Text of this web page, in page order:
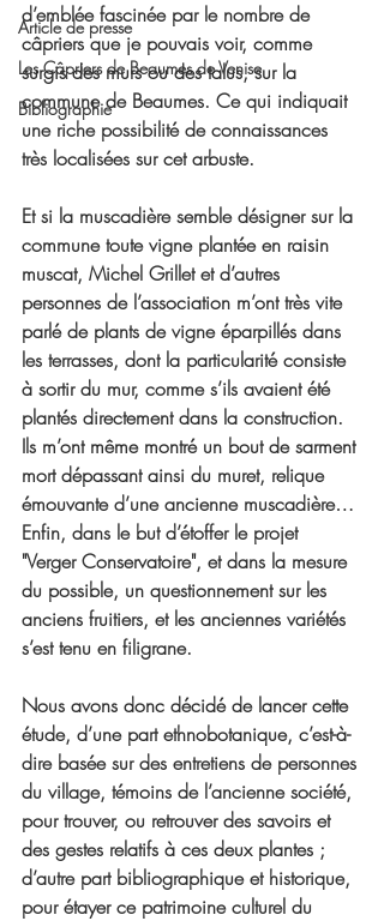
Article de presse
Les Câpriers de Beaumes de Venise
Bibliographie
d’emblée fascinée par le nombre de
câpriers que je pouvais voir, comme
surgis des murs ou des talus, sur la
commune de Beaumes. Ce qui indiquait
une riche possibilité de connaissances
très localisées sur cet arbuste.
Et si la muscadière semble désigner sur la
commune toute vigne plantée en raisin
muscat, Michel Grillet et d’autres
personnes de l’association m’ont très vite
parlé de plants de vigne éparpillés dans
les terrasses, dont la particularité consiste
à sortir du mur, comme s’ils avaient été
plantés directement dans la construction.
Ils m’ont même montré un bout de sarment
mort dépassant ainsi du muret, relique
émouvante d’une ancienne muscadière…
Enfin, dans le but d’étoffer le projet
"Verger Conservatoire", et dans la mesure
du possible, un questionnement sur les
anciens fruitiers, et les anciennes variétés
s’est tenu en filigrane.
Nous avons donc décidé de lancer cette
étude, d’une part ethnobotanique, c’est-à-
dire basée sur des entretiens de personnes
du village, témoins de l’ancienne société,
pour trouver, ou retrouver des savoirs et
des gestes relatifs à ces deux plantes ;
d’autre part bibliographique et historique,
pour étayer ce patrimoine culturel du